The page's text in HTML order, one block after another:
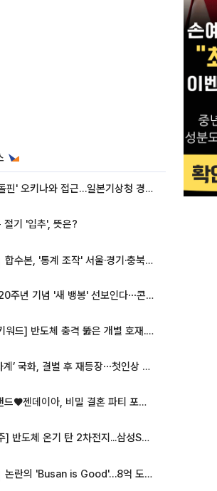
태풍 '돌핀' 오키나와 접근…일본기상청 경로 업데이트
절기 '입추', 뜻은?
합수본, '통계 조작' 서울·경기·충북 선관위 등 추가 압수수색
빅뱅, 20주년 기념 '새 뱅봉' 선보인다⋯콘서트 앞두고 팝업 개최
[증시키워드] 반도체 충격 뚫은 개별 호재...포스코퓨처엠·에코프로·한화솔루션 '눈길'
‘나솔사계’ 국화, 결별 후 재등장⋯첫인상 투표 휩쓸고 ‘인기녀’ 등극
톰 홀랜드♥젠데이아, 비밀 결혼 파티 포착⋯호텔 대관비만 9억
[특징주] 반도체 온기 탄 2차전지...삼성SDI, 장 초반 7% 넘게 껑충
논란의 'Busan is Good'…8억 도시브랜드, 용산 대통령실 CI 업체가 수행